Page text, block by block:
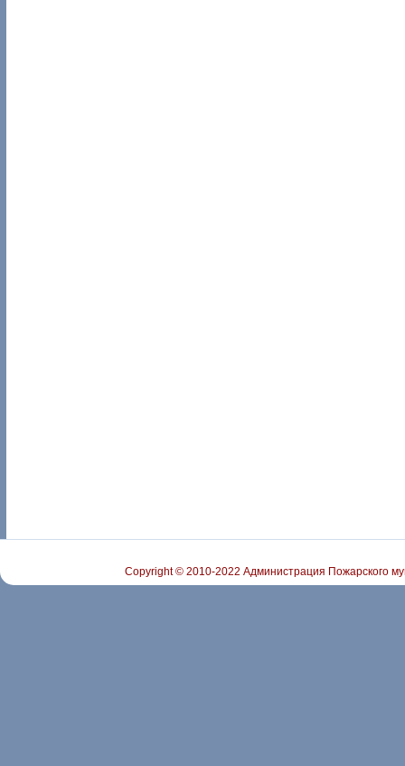
Copyright © 2010-2022 Администрация Пожарского